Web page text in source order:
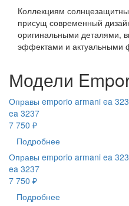
Коллекциям
присущ современный
оригинальными деталями,
эффектами и актуальными
Модели
Оправы emporio armani ea
ea 3237
7 750 ₽
Подробнее
Оправы emporio armani ea
ea 3237
7 750 ₽
Подробнее